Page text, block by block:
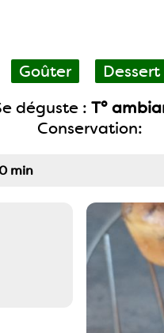
Goûter
Dessert
déguste : T°
Conservation:
min